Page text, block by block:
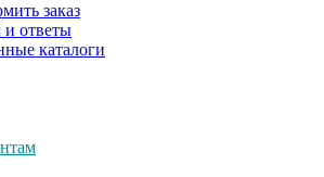
заказ
ответы
каталоги